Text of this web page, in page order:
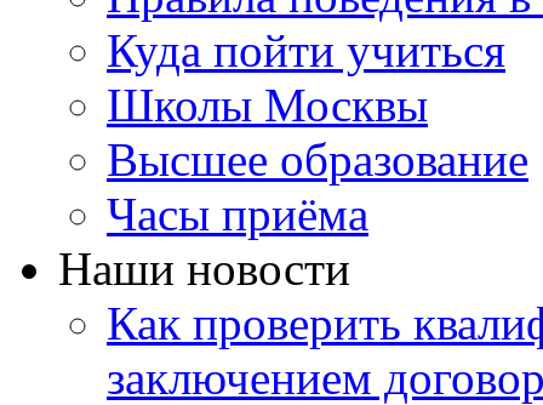
Куда пойти учиться
Школы Москвы
Высшее образование
Часы приёма
Наши новости
Как проверить
заключением